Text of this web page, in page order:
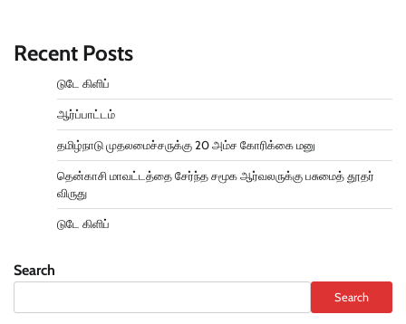
Recent Posts
டுடே கிளிப்
ஆர்ப்பாட்டம்
தமிழ்நாடு முதலமைச்சருக்கு 20 அம்ச கோரிக்கை மனு
தென்காசி மாவட்டத்தை சேர்ந்த சமூக ஆர்வலருக்கு பசுமைத் தூதர்
விருது
டுடே கிளிப்
Search
Search